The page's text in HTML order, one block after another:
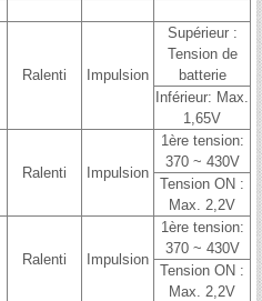
Ralenti Impulsion
Supérieur :
Tension de
batterie
Inférieur: Max.
1,65V
Ralenti Impulsion
1ère tension:
370 ~ 430V
Tension ON :
Max. 2,2V
Ralenti Impulsion
1ère tension:
370 ~ 430V
Tension ON :
Max. 2,2V